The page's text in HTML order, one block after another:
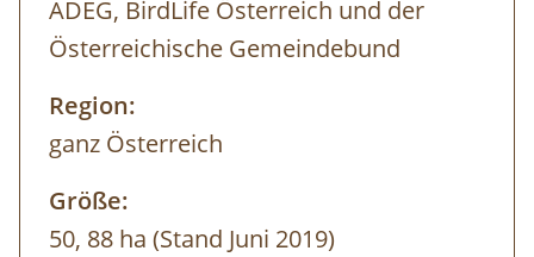
ADEG, BirdLife Österreich und der
Österreichische Gemeindebund
Region:
ganz Österreich
Größe:
50, 88 ha (Stand Juni 2019)